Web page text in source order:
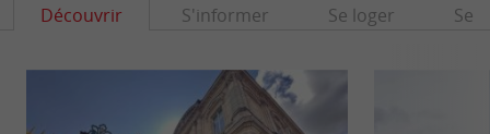
Découvrir S'informer Se loger Se